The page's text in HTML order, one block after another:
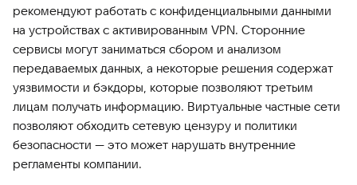
рекомендуют работать с конфиденциальными данными
на устройствах с активированным VPN. Сторонние
сервисы могут заниматься сбором и анализом
передаваемых данных, а некоторые решения содержат
уязвимости и бэкдоры, которые позволяют третьим
лицам получать информацию. Виртуальные частные сети
позволяют обходить сетевую цензуру и политики
безопасности — это может нарушать внутренние
регламенты компании.